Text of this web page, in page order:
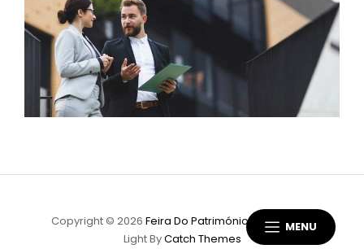
MENU
Copyright © 2026 Feira Do Património|
Scapeshot
Light ByCatch Themes